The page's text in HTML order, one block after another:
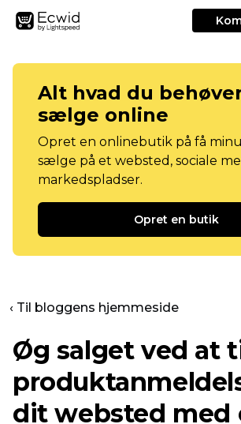
Alt hvad du
sælge online
Opret en onlinebutik på få
sælge på et websted, sociale
markedspladser.
Opret en butik
‹ Til bloggens hjemmeside
Øg salget ved at
dit websted med